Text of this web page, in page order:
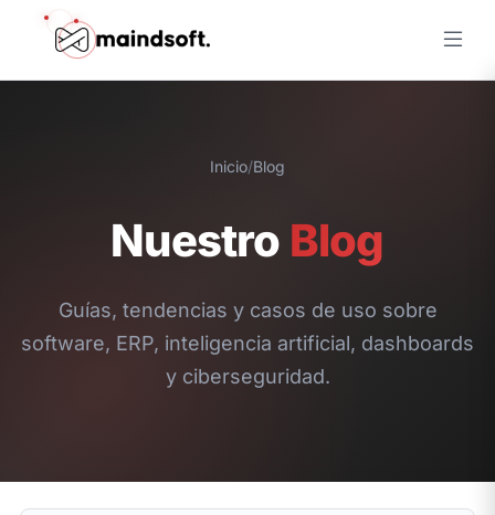
Inicio/Blog
Nuestro Blog
Guías, tendencias y casos de uso sobre
software, ERP, inteligencia artificial, dashboards
y ciberseguridad.